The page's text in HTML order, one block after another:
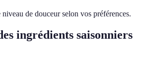
de douceur selon vos préférences.
ingrédients saisonniers